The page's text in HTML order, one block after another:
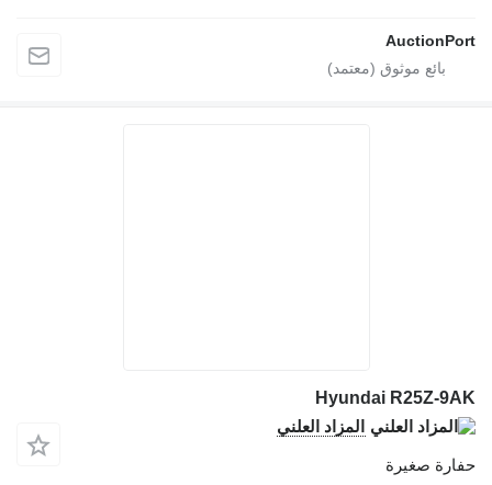
Hyundai R25Z-
المزاد العلني
صغيرة